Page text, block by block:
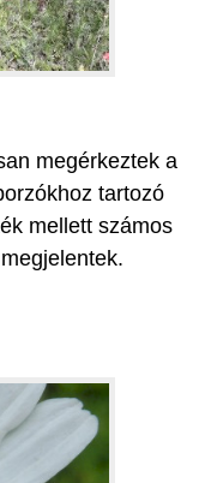
megérkeztek a
tartozó
mellett számos